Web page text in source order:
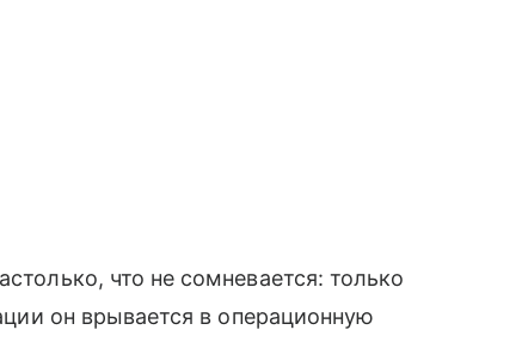
что не сомневается: только
он врывается в операционную